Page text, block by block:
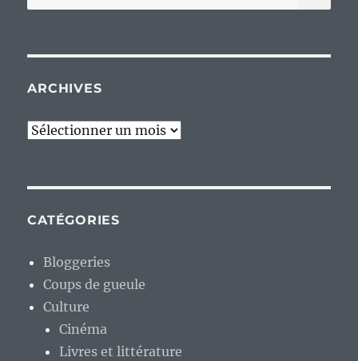
pour :
ARCHIVES
Archives
CATÉGORIES
Bloggeries
Coups de gueule
Culture
Cinéma
Livres et littérature